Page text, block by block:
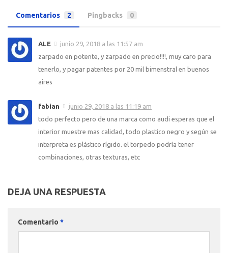
Comentarios 2 Pingbacks 0
ALE
junio 29, 2018 a las 11:57 am
zarpado en potente, y zarpado en precio!!!!, muy caro para
tenerlo, y pagar patentes por 20 mil bimenstral en buenos
aires
fabian
junio 29, 2018 a las 11:19 am
todo perfecto pero de una marca como audi esperas que el
interior muestre mas calidad, todo plastico negro y según se
interpreta es plástico rígido. el torpedo podría tener
combinaciones, otras texturas, etc
DEJA UNA RESPUESTA
Comentario *